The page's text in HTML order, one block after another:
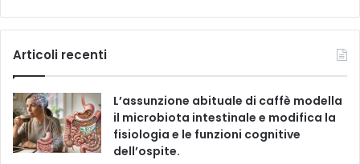
o
r
i
e
a
e
b
o
o
T
u
b
n
t
a
g
i
T
o
k
Articoli recenti
L’assunzione abituale di caffè modella
il microbiota intestinale e modifica la
fisiologia e le funzioni cognitive
dell’ospite.